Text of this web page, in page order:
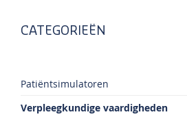
CATEGORIEËN
Patiëntsimulatoren
Verpleegkundige vaardigheden